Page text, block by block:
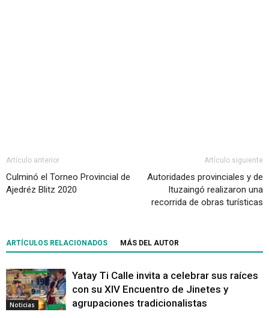
Artículo anterior
Culminó el Torneo Provincial de
Ajedréz Blitz 2020
Artículo siguiente
Autoridades provinciales y de
Ituzaingó realizaron una
recorrida de obras turísticas
ARTÍCULOS RELACIONADOS MÁS DEL AUTOR
Noticias
Yatay Ti Calle invita a celebrar sus raíces
con su XIV Encuentro de Jinetes y
agrupaciones tradicionalistas